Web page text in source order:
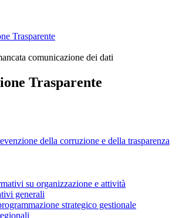
Trasparente
comunicazione dei dati
Trasparente
della corruzione e della trasparenza
su organizzazione e attività
generali
strategico gestionale